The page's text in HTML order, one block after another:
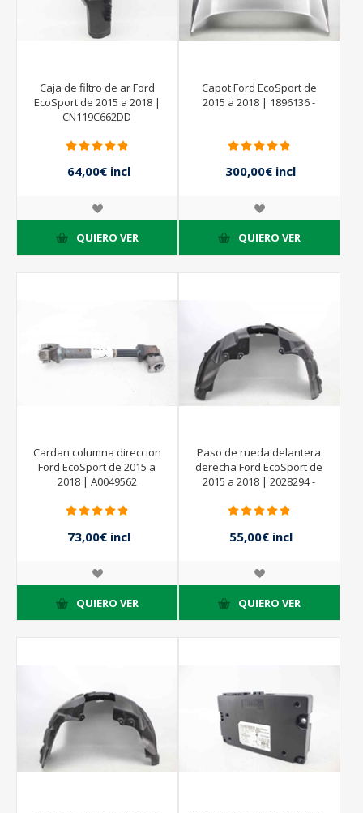
Caja de filtro de ar Ford
EcoSport de 2015 a 2018 |
CN119C662DD
64,00€ incl
QUIERO VER
Capot Ford EcoSport de
2015 a 2018 | 1896136 -
300,00€ incl
QUIERO VER
Cardan columna direccion
Ford EcoSport de 2015 a
2018 | A0049562
73,00€ incl
QUIERO VER
Paso de rueda delantera
derecha Ford EcoSport de
2015 a 2018 | 2028294 -
55,00€ incl
QUIERO VER